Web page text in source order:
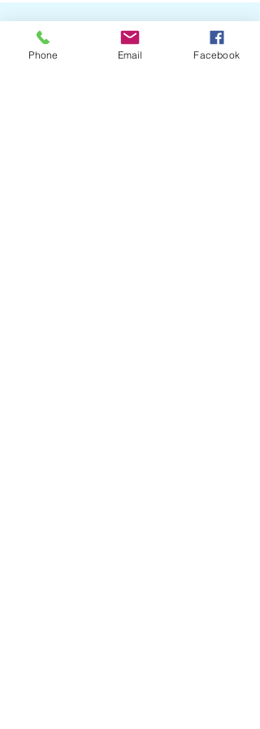
Щасливський академічний ліцей
Вул. Фестивальна, 37,
Phone Email Facebook